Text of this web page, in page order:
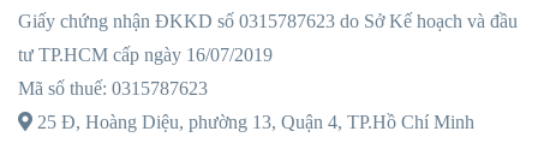
Giấy chứng nhận ĐKKD số 0315787623 do Sở Kế hoạch và đầu
tư TP.HCM cấp ngày 16/07/2019
Mã số thuế: 0315787623
25 Đ, Hoàng Diệu, phường 13, Quận 4, TP.Hồ Chí Minh